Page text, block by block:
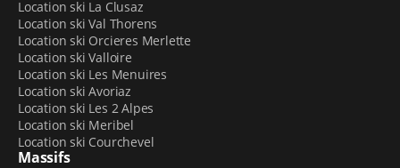
Location ski La Clusaz
Location ski Val Thorens
Location ski Orcieres Merlette
Location ski Valloire
Location ski Les Menuires
Location ski Avoriaz
Location ski Les 2 Alpes
Location ski Meribel
Location ski Courchevel
Massifs